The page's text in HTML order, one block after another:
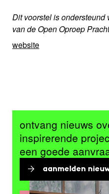
Dit voorstel is
van de Open Oproep
website
ontvang nieuws
inspirerende
een goede
aanmelden